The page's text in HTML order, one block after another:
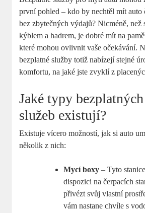
první pohled – kdo by nechtěl mít ⁢auto
bez ⁣zbytečných ‌výdajů? Nicméně, než
kýblem a hadrem, je dobré​ mít na
které⁤ mohou⁣ ovlivnit vaše⁤ očekávání.
bezplatné služby totiž nabízejí stejné
komfortu, na jaké jste zvyklí z
Jaké typy
služeb existují?
Existuje vícero možností, jak si auto
několik z nich:
Mycí ⁤boxy – Tyto
⁤dispozici⁣ na‌ čerpacích
přivézt svůj vlastní
vám nastane chvíle ⁣s​